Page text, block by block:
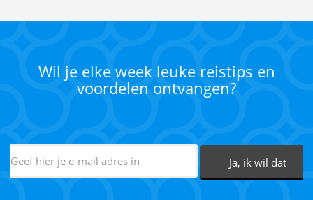
Wil je elke week leuke reistips en
voordelen ontvangen?